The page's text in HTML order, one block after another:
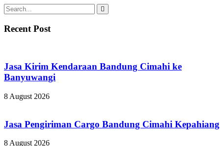
Recent Post
Jasa Kirim Kendaraan Bandung Cimahi ke
Banyuwangi
8 August 2026
Jasa Pengiriman Cargo Bandung Cimahi Kepahiang
8 August 2026